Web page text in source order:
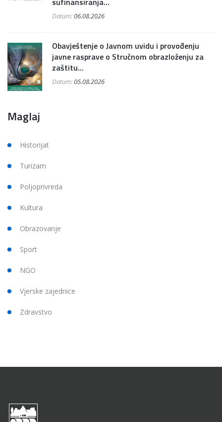
Datum:06.08.2026
Obavještenje o Javnom uvidu i provođenju
javne rasprave o Stručnom obrazloženju za
zaštitu...
Datum:05.08.2026
Maglaj
Historijat
Turizam
Poljoprivreda
Kultura
Obrazovanje
Sport
NGO
Vjerske zajednice
Zdravstvo